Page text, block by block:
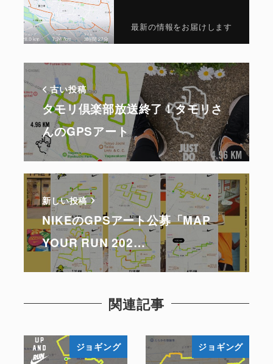
最新の情報をお届けします
古い投稿
タモリ倶楽部放送終了！タモリさ
んのGPSアート
新しい投稿
NIKEのGPSアート公募「MAP
YOUR RUN 202…
関連記事
ジョギング ジョギング